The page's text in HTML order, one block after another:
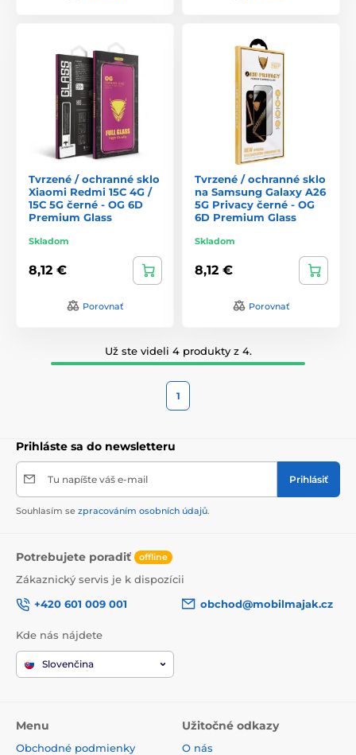
Tvrzené / ochranné sklo
Xiaomi Redmi 15C 4G /
15C 5G černé - OG 6D
Premium Glass
Skladom
8,12 €
Porovnať
Tvrzené / ochranné sklo
na Samsung Galaxy A26
5G Privacy černé - OG
6D Premium Glass
Skladom
8,12 €
Porovnať
Už ste videli 4 produkty z 4.
1
Prihláste sa do newsletteru
Tu napíšte váš e-mail Prihlásiť
Souhlasím se zpracováním osobních údajů.
Potrebujete poradiť offline
Zákaznický servis je k dispozícii
+420 601 009 001
obchod@mobilmajak.cz
Kde nás nájdete
Slovenčina
Menu
Obchodné podmienky
Užitočné odkazy
O nás